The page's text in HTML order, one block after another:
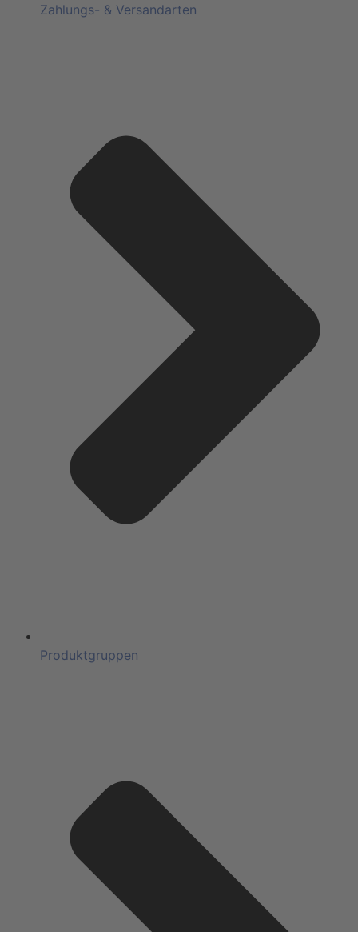
Zahlungs- & Versandarten
Produktgruppen